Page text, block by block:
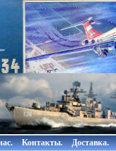
Контакты. Доставка.